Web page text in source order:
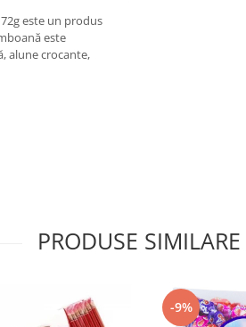
este un produs
este
alune crocante,
PRODUSE SIMILARE
-9%